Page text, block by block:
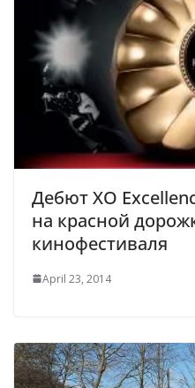
Дебют XO
на красной
кинофестиваля
April 23, 2014